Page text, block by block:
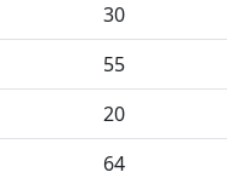
30
55
20
64